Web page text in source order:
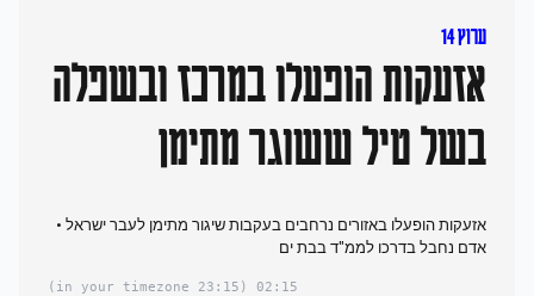
ערוץ 14
אזעקות הופעלו במרכז ובשפלה
בשל טיל ששוגר מתימן
אזעקות הופעלו באזורים נרחבים בעקבות שיגור מתימן לעבר ישראל •
אדם נחבל בדרכו לממ"ד בבת ים
02:15
(23:15 in your timezone)